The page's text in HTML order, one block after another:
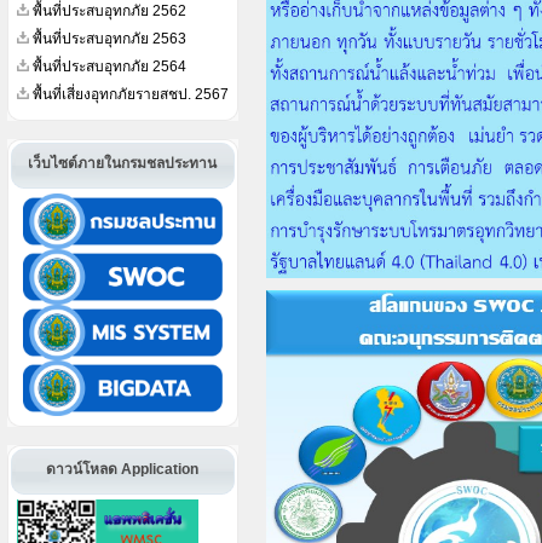
พื้นที่ประสบอุทกภัย 2562
พื้นที่ประสบอุทกภัย 2563
พื้นที่ประสบอุทกภัย 2564
พื้นที่เสี่ยงอุทกภัยรายสชป. 2567
เว็บไซต์ภายในกรมชลประทาน
ดาวน์โหลด Application